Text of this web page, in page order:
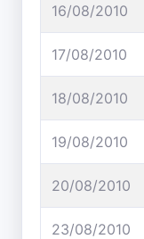
16/08/2010
17/08/2010
18/08/2010
19/08/2010
20/08/2010
23/08/2010